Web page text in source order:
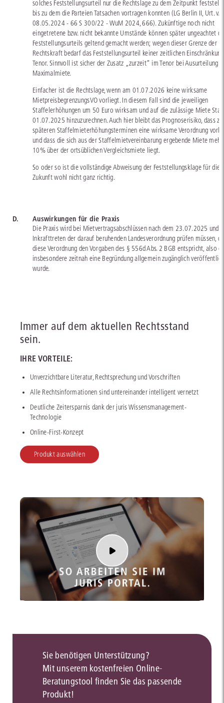
solches Feststellungsurteil nur die Rechtslage zu dem Zeitpunkt feststellt,
bis zu dem die Parteien Tatsachen vortragen konnten (LG Berlin II, Urt. v.
08.05.2024 - 66 S 300/22 - WuM 2024, 666). Zukünftige noch nicht
eingetretene bzw. nicht bekannte Umstände können später ungeachtet
Feststellungsurteils geltend gemacht werden; wegen dieser Grenze der
Rechtskraft bedarf das Feststellungsurteil keiner zeitlichen
Tenor. Sinnvoll ist sicher der Zusatz „zurzeit“ im Tenor bei Ausurteilung
Maximalmiete.
Einfacher ist die Rechtslage, wenn am 01.07.2026 keine wirksame
MietpreisbegrenzungsVO vorliegt. In diesem Fall sind die jeweiligen
Staffelerhöhungen um 50 Euro wirksam und auf die zulässige Miete
01.07.2025 hinzuzurechnen. Auch hier bleibt das Prognoserisiko, dass zu
späteren Staffelmieterhöhungsterminen eine wirksame Verordnung
und dass die sich aus der Staffelmietvereinbarung ergebende Miete
10% über der ortsüblichen Vergleichsmiete liegt.
So oder so ist die vollständige Abweisung der Feststellungsklage für die
Zukunft wohl nicht ganz richtig.
D. Auswirkungen für die Praxis
Die Praxis wird bei Mietvertragsabschlüssen nach dem 23.07.2025 und
Inkrafttreten der darauf beruhenden Landesverordnung prüfen müssen,
diese Verordnung den Vorgaben des § 556d Abs. 2 BGB entspricht, also
insbesondere zeitnah eine Begründung allgemein zugänglich
wurde.
Immer auf dem aktuellen Rechtsstand
sein.
IHRE VORTEILE:
Unverzichtbare Literatur, Rechtsprechung und Vorschriften
Alle Rechtsinformationen sind untereinander intelligent vernetzt
Deutliche Zeitersparnis dank der juris Wissensmanagement-
Technologie
Online-First-Konzept
Produkt auswählen
Sie benötigen Unterstützung?
Mit unserem kostenfreien Online-
Beratungstool finden Sie das passende
Produkt!